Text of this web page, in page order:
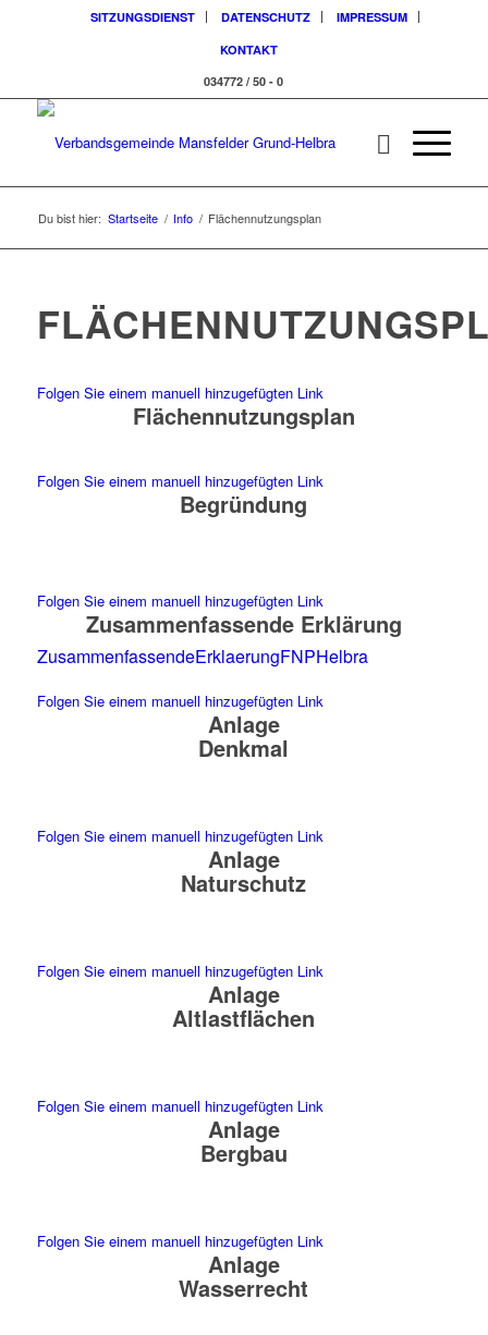
SITZUNGSDIENST DATENSCHUTZ
IMPRESSUM
KONTAKT
034772 / 50 - 0
Du bist hier: Startseite / Info / Flächennutzungsplan
Folgen Sie einem manuell hinzugefügten Link
Flächennutzungsplan
Folgen Sie einem manuell hinzugefügten Link
Begründung
Folgen Sie einem manuell hinzugefügten Link
Zusammenfassende Erklärung
ZusammenfassendeErklaerungFNPHelbra
Folgen Sie einem manuell hinzugefügten Link
Anlage
Denkmal
Folgen Sie einem manuell hinzugefügten Link
Anlage
Naturschutz
Folgen Sie einem manuell hinzugefügten Link
Anlage
Altlastflächen
Folgen Sie einem manuell hinzugefügten Link
Anlage
Bergbau
Folgen Sie einem manuell hinzugefügten Link
Anlage
Wasserrecht